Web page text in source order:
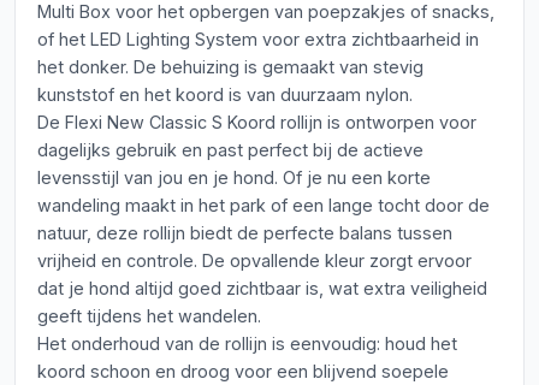
Multi Box voor het opbergen van poepzakjes of snacks,
of het LED Lighting System voor extra zichtbaarheid in
het donker. De behuizing is gemaakt van stevig
kunststof en het koord is van duurzaam nylon.
De Flexi New Classic S Koord rollijn is ontworpen voor
dagelijks gebruik en past perfect bij de actieve
levensstijl van jou en je hond. Of je nu een korte
wandeling maakt in het park of een lange tocht door de
natuur, deze rollijn biedt de perfecte balans tussen
vrijheid en controle. De opvallende kleur zorgt ervoor
dat je hond altijd goed zichtbaar is, wat extra veiligheid
geeft tijdens het wandelen.
Het onderhoud van de rollijn is eenvoudig: houd het
koord schoon en droog voor een blijvend soepele